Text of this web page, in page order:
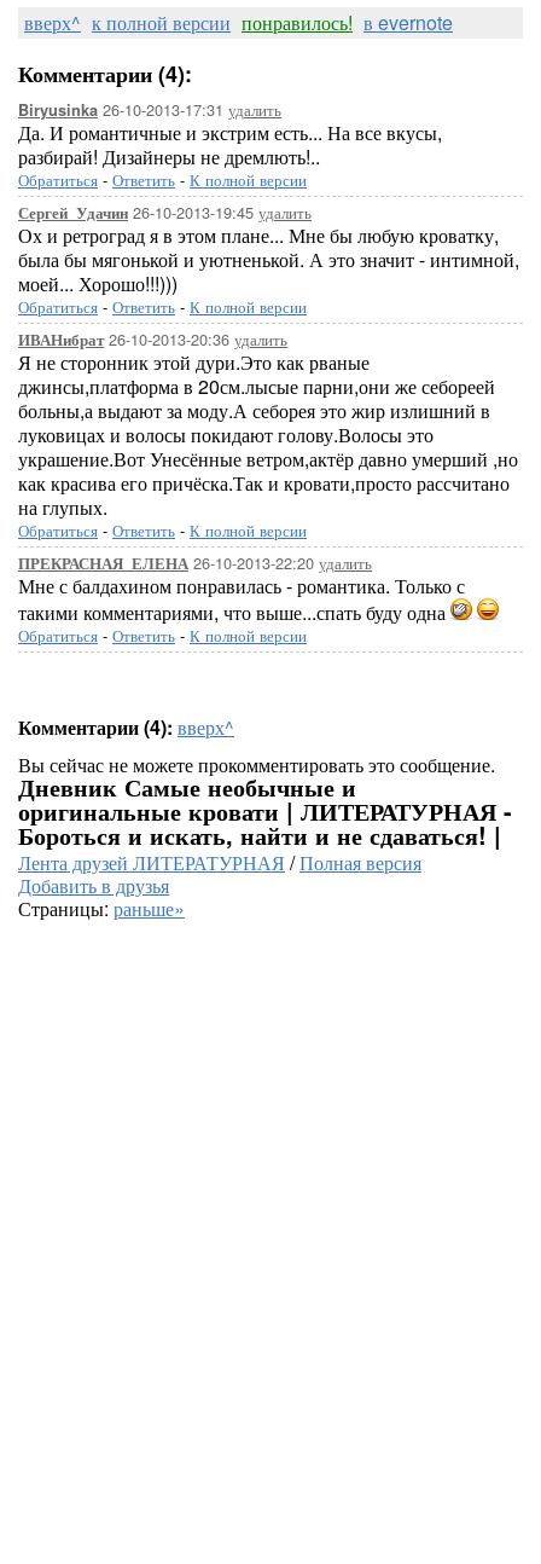
вверх^ к полной версии понравилось! в evernote
Комментарии (4):
Biryusinka 26-10-2013-17:31 удалить
Да. И романтичные и экстрим есть... На все вкусы,
разбирай! Дизайнеры не дремлють!..
Обратиться - Ответить - К полной версии
Сергей_Удачин 26-10-2013-19:45 удалить
Ох и ретроград я в этом плане... Мне бы любую кроватку,
была бы мягонькой и уютненькой. А это значит - интимной,
моей... Хорошо!!!)))
Обратиться - Ответить - К полной версии
ИВАНибрат26-10-2013-20:36 удалить
Я не сторонник этой дури.Это как рваные
джинсы,платформа в 20см.лысые парни,они же себореей
больны,а выдают за моду.А себорея это жир излишний в
луковицах и волосы покидают голову.Волосы это
украшение.Вот Унесённые ветром,актёр давно умерший ,но
как красива его причёска.Так и кровати,просто рассчитано
на глупых.
Обратиться - Ответить - К полной версии
ПРЕКРАСНАЯ_ЕЛЕНА 26-10-2013-22:20 удалить
Мне с балдахином понравилась - романтика. Только с
такими комментариями, что выше...спать буду одна
Обратиться - Ответить - К полной версии
Комментарии (4): вверх^
Вы сейчас не можете прокомментировать это сообщение.
Дневник Самые необычные и
оригинальные кровати | ЛИТЕРАТУРНАЯ -
Бороться и искать, найти и не сдаваться! |
Лента друзей ЛИТЕРАТУРНАЯ /Полная версия
Добавить в друзья
Страницы: раньше»